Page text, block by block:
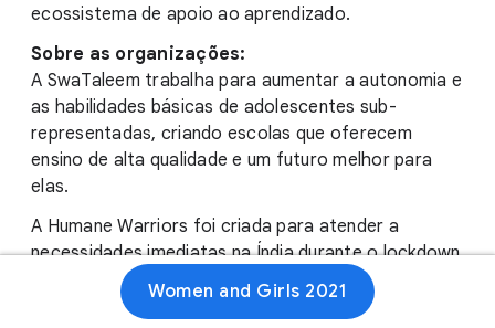
ecossistema de apoio ao aprendizado.
Sobre as organizações:
A SwaTaleem trabalha para aumentar a autonomia e
as habilidades básicas de adolescentes sub-
representadas, criando escolas que oferecem
ensino de alta qualidade e um futuro melhor para
elas.
A Humane Warriors foi criada para atender a
necessidades imediatas na Índia durante o lockdown
da COVID-19. A instituição oferece ações eficazes
para a humanidade lutar pela equidade social e
Women and Girls 2021